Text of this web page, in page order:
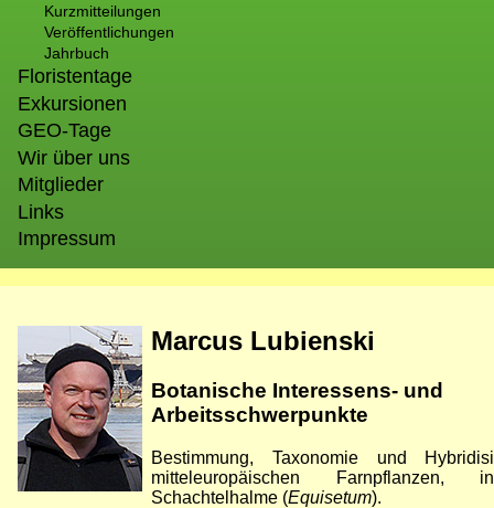
Kurzmitteilungen
Veröffentlichungen
Jahrbuch
Floristentage
Exkursionen
GEO-Tage
Wir über uns
Mitglieder
Links
Impressum
Marcus Lubienski
Botanische Interessens- und
Arbeitsschwerpunkte
Bestimmung, Taxonomie und
mitteleuropäischen Farnpflanzen,
Schachtelhalme (Equisetum).